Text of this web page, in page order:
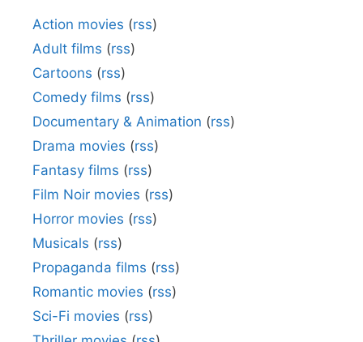
Action movies (rss)
Adult films (rss)
Cartoons (rss)
Comedy films (rss)
Documentary & Animation (rss)
Drama movies (rss)
Fantasy films (rss)
Film Noir movies (rss)
Horror movies (rss)
Musicals (rss)
Propaganda films (rss)
Romantic movies (rss)
Sci-Fi movies (rss)